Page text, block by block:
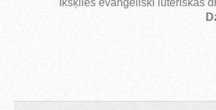
Ikšķiles evanģēliski luteriskās